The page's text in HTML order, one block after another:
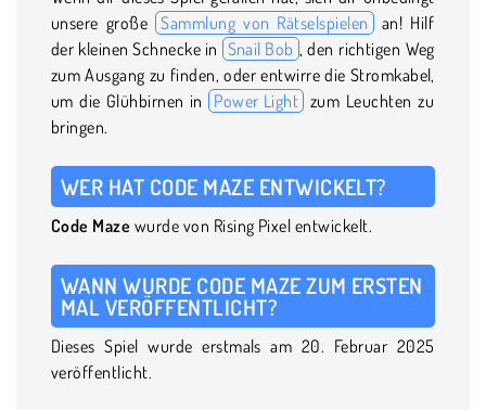
unsere große Sammlung von Rätselspielen an! Hilf
der kleinen Schnecke in Snail Bob , den richtigen Weg
zum Ausgang zu finden, oder entwirre die Stromkabel,
um die Glühbirnen in Power Light zum Leuchten zu
bringen.
WER HAT CODE MAZE ENTWICKELT?
Code Maze wurde von Rising Pixel entwickelt.
WANN WURDE CODE MAZE ZUM ERSTEN
MAL VERÖFFENTLICHT?
Dieses Spiel wurde erstmals am 20. Februar 2025
veröffentlicht.